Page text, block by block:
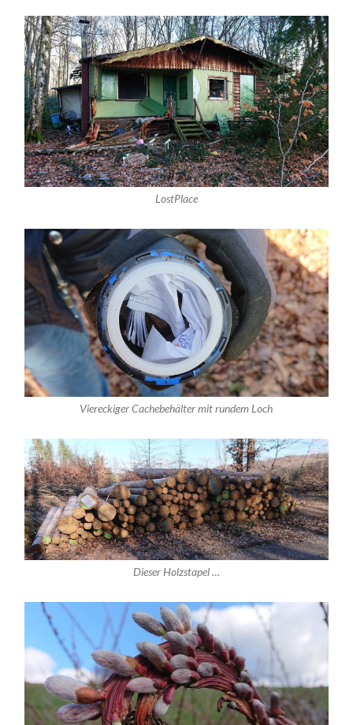
LostPlace
Viereckiger Cachebehälter mit rundem Loch
Dieser Holzstapel …